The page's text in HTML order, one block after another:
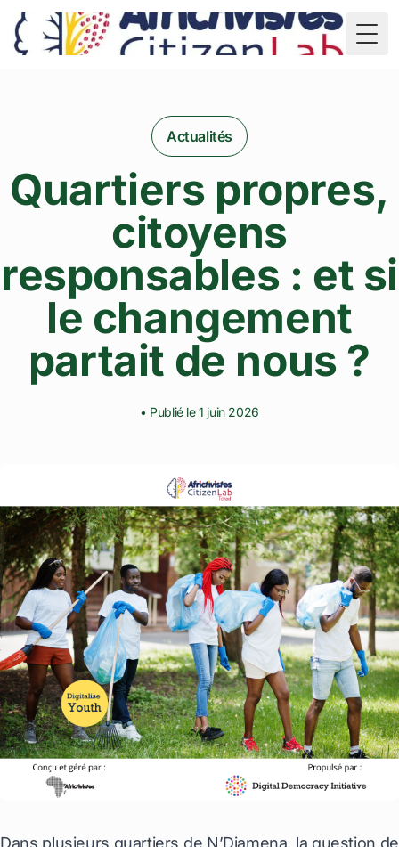
TD
Actualités
Quartiers propres,
citoyens
responsables : et si
le changement
partait de nous ?
• Publié le 1 juin 2026
Dans plusieurs quartiers de N’Djamena, la question de